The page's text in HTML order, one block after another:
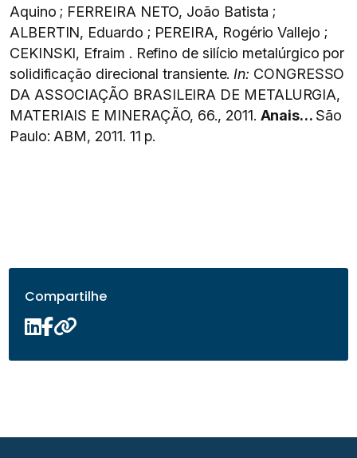
Aquino ; FERREIRA NETO, João Batista ;
ALBERTIN, Eduardo ; PEREIRA, Rogério Vallejo ;
CEKINSKI, Efraim . Refino de silício metalúrgico por
solidificação direcional transiente. In: CONGRESSO
DA ASSOCIAÇÃO BRASILEIRA DE METALURGIA,
MATERIAIS E MINERAÇÃO, 66., 2011. Anais… São
Paulo: ABM, 2011. 11 p.
Compartilhe